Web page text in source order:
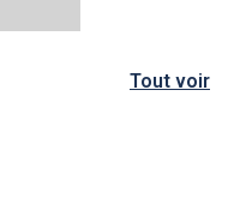
Tout voir